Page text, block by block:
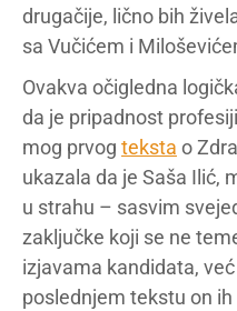
drugačije, lično bih
sa Vučićem i
Ovakva očigledna
da je pripadnost
mog prvog teksta o
ukazala da je Saša Ilić,
u strahu – sasvim
zaključke koji se ne
izjavama kandidata,
poslednjem tekstu on